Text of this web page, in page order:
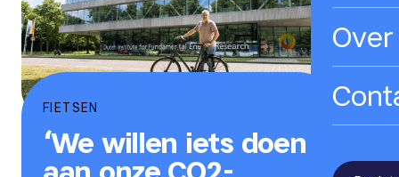
FIETSEN
‘We willen iets doen